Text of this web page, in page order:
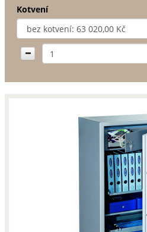
Kotvení